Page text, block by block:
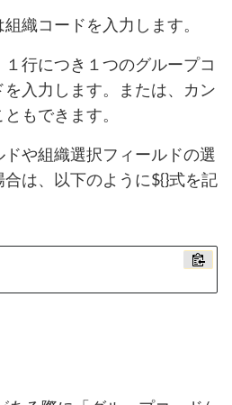
織コードを入力します。
行につき１つのグループコ
入力します。または、カン
もできます。
や組織選択フィールドの選
は、以下のように${}式を記